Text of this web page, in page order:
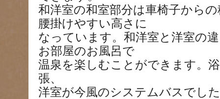
和洋室の和室部分は車椅子から
腰掛けやすい高さに
なっています。和洋室と洋室の
お部屋のお風呂で
温泉を楽しむことができます。
張、
洋室が今風のシステムバスでし